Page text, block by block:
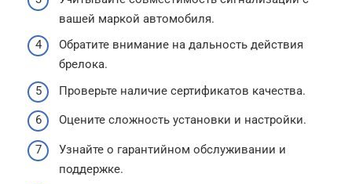
вашей маркой автомобиля.
Обратите внимание на дальность действия
брелока.
Проверьте наличие сертификатов качества.
Оцените сложность установки и настройки.
Узнайте о гарантийном обслуживании и
поддержке.